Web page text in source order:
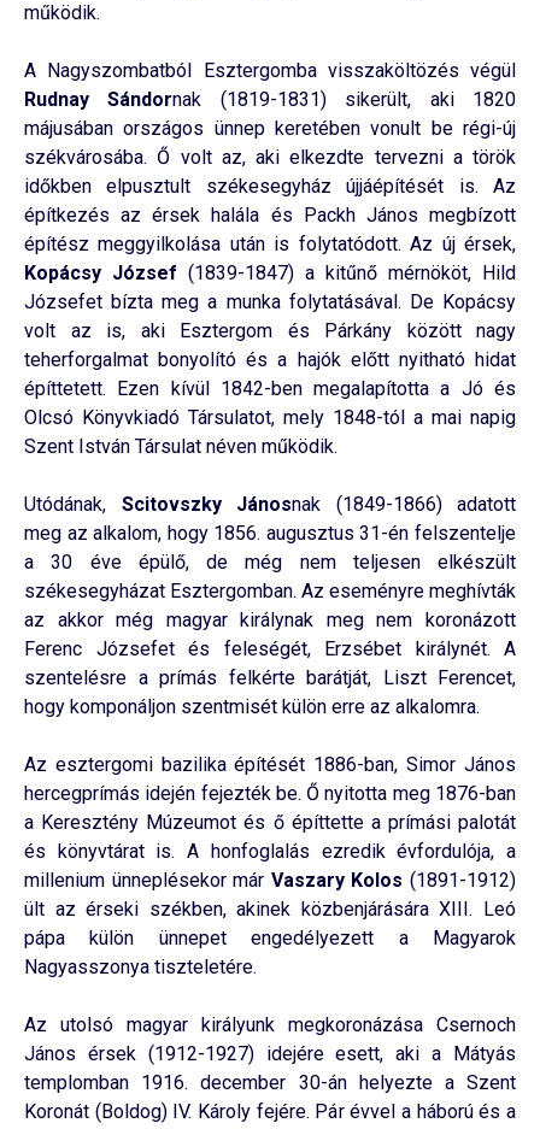
működik.
A Nagyszombatból Esztergomba visszaköltözés végül
Rudnay Sándornak (1819-1831) sikerült, aki 1820
májusában országos ünnep keretében vonult be régi-új
székvárosába. Ő volt az, aki elkezdte tervezni a török
időkben elpusztult székesegyház újjáépítését is. Az
építkezés az érsek halála és Packh János megbízott
építész meggyilkolása után is folytatódott. Az új érsek,
Kopácsy József (1839-1847) a kitűnő mérnököt, Hild
Józsefet bízta meg a munka folytatásával. De Kopácsy
volt az is, aki Esztergom és Párkány között nagy
teherforgalmat bonyolító és a hajók előtt nyitható hidat
építtetett. Ezen kívül 1842-ben megalapította a Jó és
Olcsó Könyvkiadó Társulatot, mely 1848-tól a mai napig
Szent István Társulat néven működik.
Utódának, Scitovszky Jánosnak (1849-1866) adatott
meg az alkalom, hogy 1856. augusztus 31-én felszentelje
a 30 éve épülő, de még nem teljesen elkészült
székesegyházat Esztergomban. Az eseményre meghívták
az akkor még magyar királynak meg nem koronázott
Ferenc Józsefet és feleségét, Erzsébet királynét. A
szentelésre a prímás felkérte barátját, Liszt Ferencet,
hogy komponáljon szentmisét külön erre az alkalomra.
Az esztergomi bazilika építését 1886-ban, Simor János
hercegprímás idején fejezték be. Ő nyitotta meg 1876-ban
a Keresztény Múzeumot és ő építtette a prímási palotát
és könyvtárat is. A honfoglalás ezredik évfordulója, a
millenium ünneplésekor már Vaszary Kolos (1891-1912)
ült az érseki székben, akinek közbenjárására XIII. Leó
pápa külön ünnepet engedélyezett a Magyarok
Nagyasszonya tiszteletére.
Az utolsó magyar királyunk megkoronázása Csernoch
János érsek (1912-1927) idejére esett, aki a Mátyás
templomban 1916. december 30-án helyezte a Szent
Koronát (Boldog) IV. Károly fejére. Pár évvel a háború és a